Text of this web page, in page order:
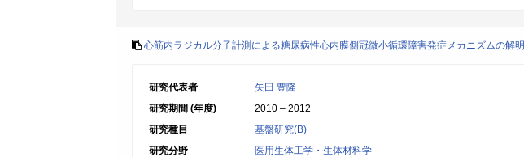
心筋内ラジカル分子計測による糖尿病性心内膜側冠微小循環障害発症メカニズムの解明
研究代表者
矢田 豊隆
研究期間 (年度)
2010 – 2012
研究種目
基盤研究(B)
研究分野
医用生体工学・生体材料学